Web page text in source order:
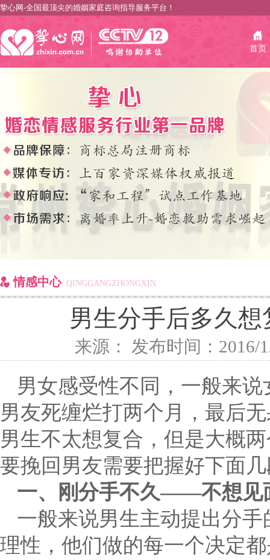
挚心网-全国最顶尖的婚姻家庭咨询指导服务平台！
首页
情感中心/ QINGGANGZHONGXIN
男生分手后多久
来源： 发布时间：2016/
男女感受性不同，一般来
男友死缠烂打两个月，最后
男生不太想复合，但是大概
要挽回男友需要把握好下面
一、刚分手不久——不想见
一般来说男生主动提出分
理性，他们做的每一个决定